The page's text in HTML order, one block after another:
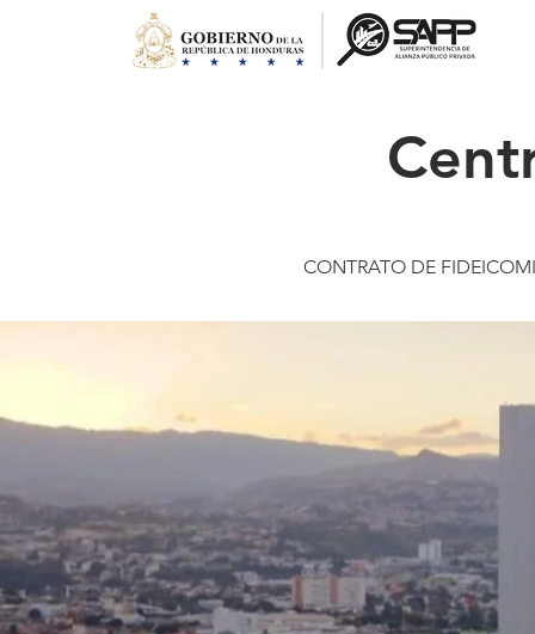
CONTRATO DE